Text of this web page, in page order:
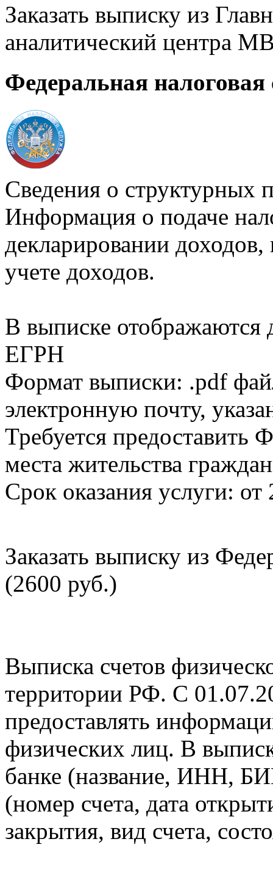
Заказать выписку из
аналитический центра
Федеральная налоговая
Сведения о структурных
Информация о подаче
декларировании доходов,
учете доходов.
В выписке
ЕГРН
Формат выписки: .pdf
электронную почту,
Требуется
места жительства
Срок оказания услуги: от
Заказать выписку из
(2600 руб.)
Выписка счетов
территории РФ. С
предоставлять
физических лиц. В
банке (название, ИНН,
(номер счета, дата
закрытия, вид счета,